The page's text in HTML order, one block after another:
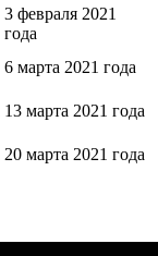
3 февраля 2021
года
6 марта 2021 года
13 марта 2021 года
20 марта 2021 года